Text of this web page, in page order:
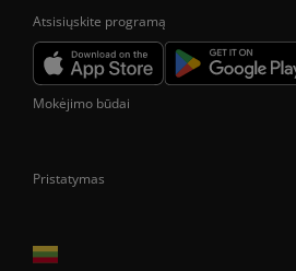
Atsisiųskite programą
Mokėjimo būdai
Pristatymas